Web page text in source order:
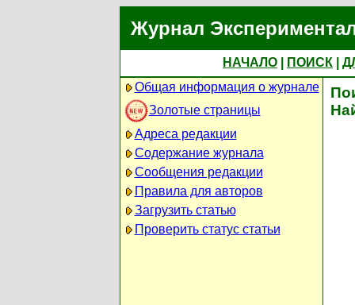
Журнал
НАЧАЛО ПОИСК
Общая информация о журнале
Золотые страницы
Адреса редакции
Содержание журнала
Сообщения редакции
Правила для авторов
Загрузить статью
Проверить статус статьи